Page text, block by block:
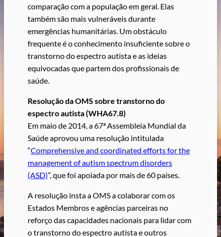
comparação com a população em geral. Elas
também são mais vulneráveis durante
emergências humanitárias. Um obstáculo
frequente é o conhecimento insuficiente sobre o
transtorno do espectro autista e as ideias
equivocadas que partem dos profissionais de
saúde.
Resolução da OMS sobre transtorno do
espectro autista (WHA67.8)
Em maio de 2014, a 67ª Assembleia Mundial da
Saúde aprovou uma resolução intitulada
“Comprehensive and coordinated efforts for the
management of autism spectrum disorders
(ASD)”, que foi apoiada por mais de 60 países.
A resolução insta a OMS a colaborar com os
Estados Membros e agências parceiras no
reforço das capacidades nacionais para lidar com
o transtorno do espectro autista e outros